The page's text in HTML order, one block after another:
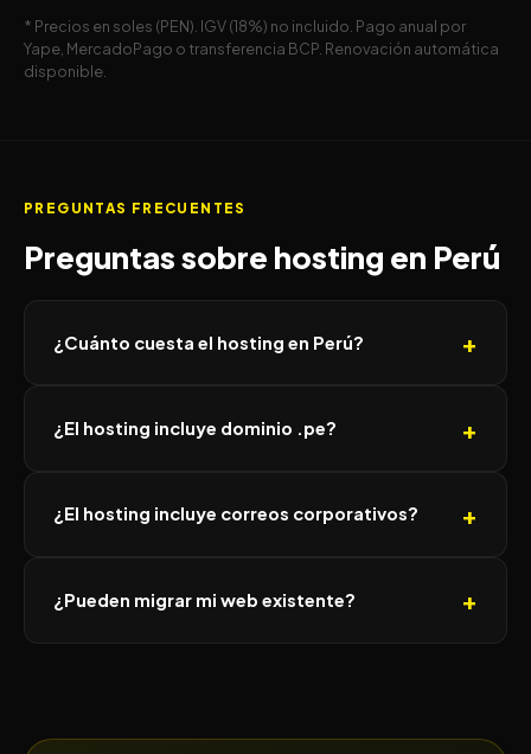
* Precios en soles (PEN). IGV (18%) no incluido. Pago anual por
Yape, MercadoPago o transferencia BCP. Renovación automática
disponible.
PREGUNTAS FRECUENTES
Preguntas sobre hosting en Perú
¿Cuánto cuesta el hosting en Perú?
¿El hosting incluye dominio .pe?
¿El hosting incluye correos corporativos?
¿Pueden migrar mi web existente?